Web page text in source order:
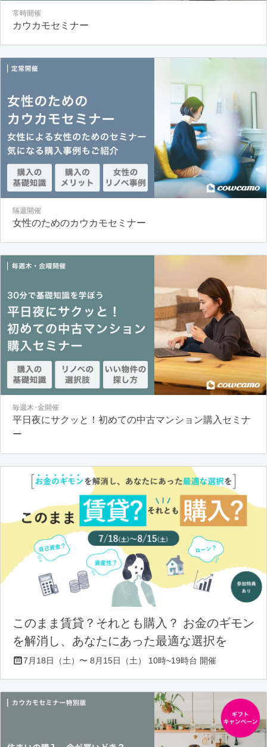
常時開催
カウカモセミナー
隔週開催
女性のためのカウカモセミナー
毎週木･金開催
平日夜にサクッと！初めての中古マンション購入セミナ
ー
このまま賃貸？それとも購入？ お金のギモン
を解消し、あなたにあった最適な選択を
7月18日（土）〜 8月15日（土） 10時~19時台 開催